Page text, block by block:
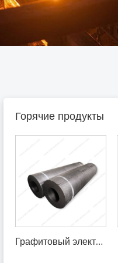
Горячие продукты
Графитовый электрод UHP 450 мм с ниппелем T4L